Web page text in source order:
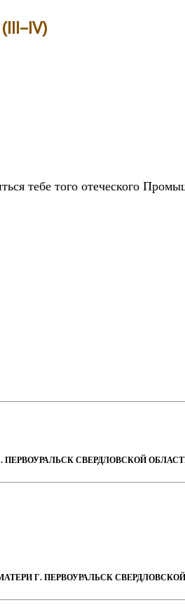
тебе того отеческого
СВЕРДЛОВСКОЙ
Г. ПЕРВОУРАЛЬСК